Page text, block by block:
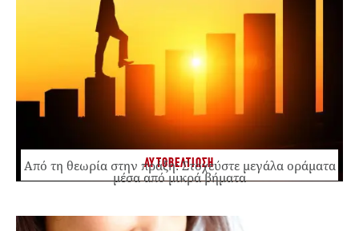
ΑΥΤΟΒΕΛΤΙΩΣΗ
Από τη θεωρία στην πράξη: Στοχεύστε μεγάλα οράματα
μέσα από μικρά βήματα